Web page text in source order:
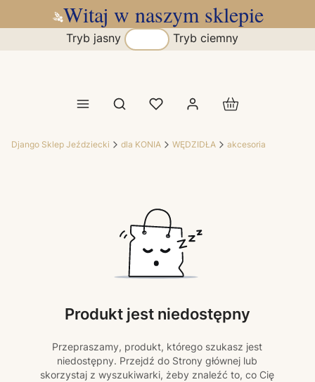
Witaj w naszym sklepie
Tryb jasny Tryb ciemny
Otwórz wyszukiwarkę Produkty w
Django Sklep Jeździecki dla KONIA WĘDZIDŁA akcesoria
Produkt jest niedostępny
Przepraszamy, produkt, którego szukasz jest
niedostępny. Przejdź do Strony głównej lub
skorzystaj z wyszukiwarki, żeby znaleźć to, co Cię